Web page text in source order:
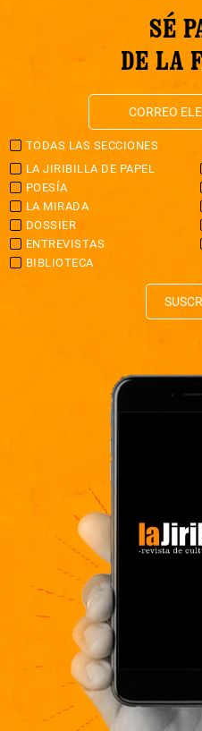
SÉ
DE LA
TODAS LAS SECCIONES
LA JIRIBILLA DE PAPEL
POESÍA
LA MIRADA
DOSSIER
ENTREVISTAS
BIBLIOTECA